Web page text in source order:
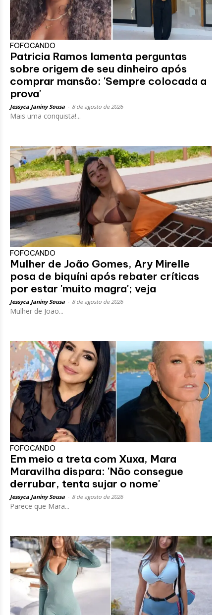
FOFOCANDO
Patricia Ramos lamenta perguntas
sobre origem de seu dinheiro após
comprar mansão: 'Sempre colocada a
prova'
Jessyca Janiny Sousa 8 de agosto de 2026
Mais uma conquista!...
FOFOCANDO
Mulher de João Gomes, Ary Mirelle
posa de biquíni após rebater críticas
por estar 'muito magra'; veja
Jessyca Janiny Sousa 8 de agosto de 2026
Mulher de João...
FOFOCANDO
Em meio a treta com Xuxa, Mara
Maravilha dispara: 'Não consegue
derrubar, tenta sujar o nome'
Jessyca Janiny Sousa 8 de agosto de 2026
Parece que Mara...